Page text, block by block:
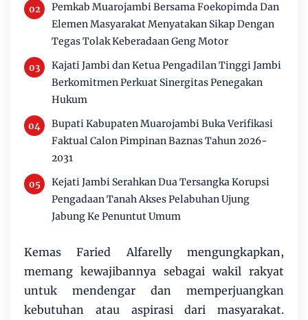
Pemkab Muarojambi Bersama Foekopimda Dan
Elemen Masyarakat Menyatakan Sikap Dengan
Tegas Tolak Keberadaan Geng Motor
Kajati Jambi dan Ketua Pengadilan Tinggi Jambi
Berkomitmen Perkuat Sinergitas Penegakan
Hukum
Bupati Kabupaten Muarojambi Buka Verifikasi
Faktual Calon Pimpinan Baznas Tahun 2026-
2031
Kejati Jambi Serahkan Dua Tersangka Korupsi
Pengadaan Tanah Akses Pelabuhan Ujung
Jabung Ke Penuntut Umum
Kemas Faried Alfarelly mengungkapkan,
memang kewajibannya sebagai wakil rakyat
untuk mendengar dan memperjuangkan
kebutuhan atau aspirasi dari masyarakat.